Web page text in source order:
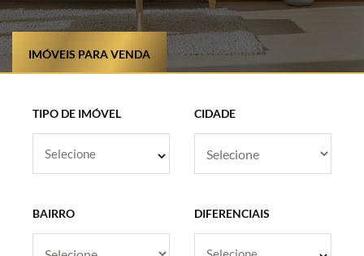
IMÓVEIS PARA VENDA
TIPO DE IMÓVEL
Selecione
CIDADE
BAIRRO DIFERENCIAIS